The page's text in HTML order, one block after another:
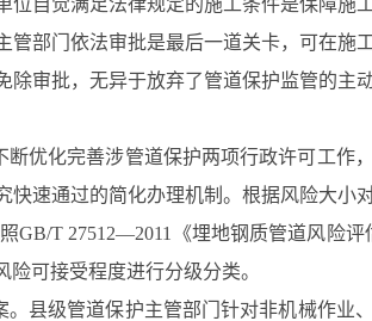
自觉满足法律规定的施工条件是保障施
部门依法审批是最后一道关卡，可在施
审批，无异于放弃了管道保护监管的主
优化完善涉管道保护两项行政许可工作
速通过的简化办理机制。根据风险大小
T 27512―2011《埋地钢质管道风险评
可接受程度进行分级分类。
县级管道保护主管部门针对非机械作业